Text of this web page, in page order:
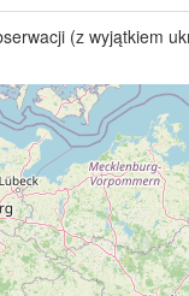
(z wyjątkiem